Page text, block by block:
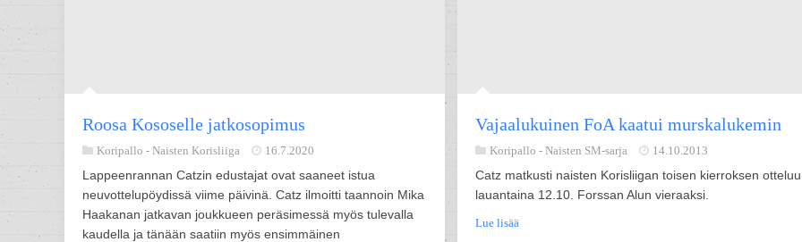
Roosa Kososelle jatkosopimus
Koripallo - Naisten Korisliiga 16.7.2020
Lappeenrannan Catzin edustajat ovat saaneet istua
neuvottelupöydissä viime päivinä. Catz ilmoitti taannoin Mika
Haakanan jatkavan joukkueen peräsimessä myös tulevalla
kaudella ja tänään saatiin myös ensimmäinen
Vajaalukuinen FoA kaatui murskalukemin
Koripallo - Naisten SM-sarja 14.10.2013
Catz matkusti naisten Korisliigan toisen kierroksen
lauantaina 12.10. Forssan Alun vieraaksi.
Lue lisää